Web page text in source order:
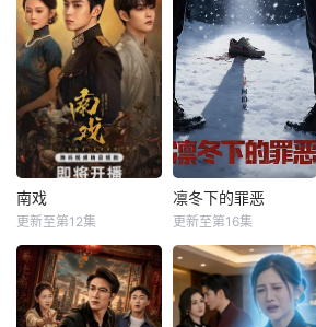
南戏
更新至第12集
凛冬下的罪恶
更新至第16集